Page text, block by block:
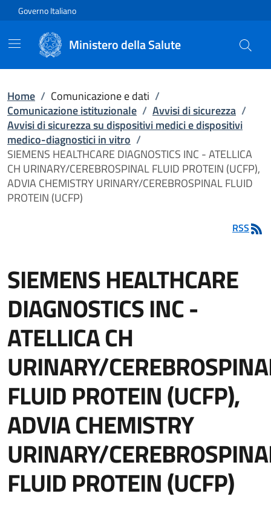
Vai direttamente al contenuto
Governo Italiano
Ministero della Salute
Home / Comunicazione e dati /
Comunicazione istituzionale / Avvisi di sicurezza /
Avvisi di sicurezza su dispositivi medici e dispositivi
medico-diagnostici in vitro /
SIEMENS HEALTHCARE DIAGNOSTICS INC - ATELLICA
CH URINARY/CEREBROSPINAL FLUID PROTEIN (UCFP),
ADVIA CHEMISTRY URINARY/CEREBROSPINAL FLUID
PROTEIN (UCFP)
RSS
SIEMENS HEALTHCARE
DIAGNOSTICS INC -
ATELLICA CH
URINARY/
FLUID PROTEIN (UCFP),
ADVIA CHEMISTRY
URINARY/
FLUID PROTEIN (UCFP)